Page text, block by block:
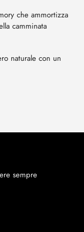
che ammortizza
camminata
naturale con un
sempre